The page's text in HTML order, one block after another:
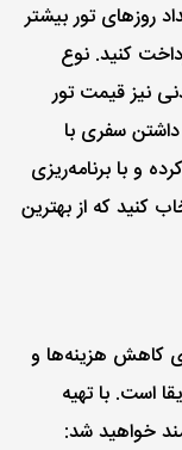
روزهای تور بیشتر
کنید. نوع
نیز قیمت تور
سفری با
و با برنامه‌ریزی
کنید که از بهترین
کاهش هزینه‌ها و
است. با تهیه
خواهید شد: